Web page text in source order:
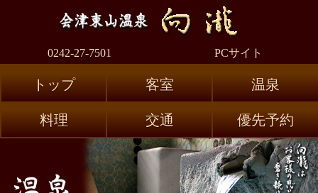
0242-27-7501 PCサイト
トップ 客室 温泉
料理 交通 優先予約